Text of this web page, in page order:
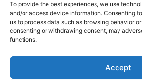
To provide the best experiences, we use
and/or access device information. Consenting
us to process data such as browsing behavior
consenting or withdrawing consent, may
functions.
Accept